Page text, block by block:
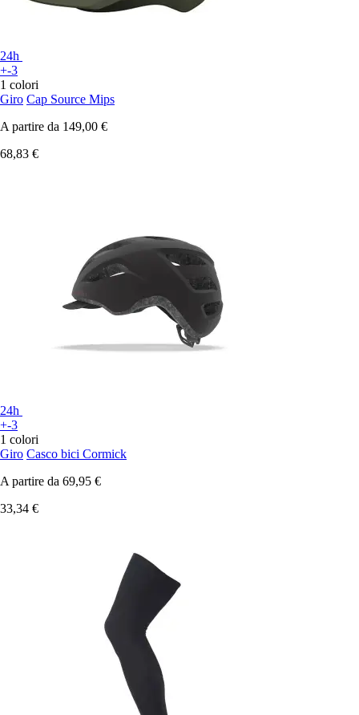
24h
+-3
1 colori
Giro Cap Source Mips
A partire da 149,00 €
68,83 €
24h
+-3
1 colori
Giro Casco bici Cormick
A partire da 69,95 €
33,34 €